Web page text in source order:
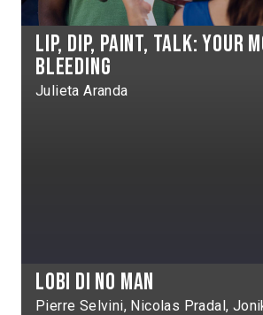
Lip, dip, paint, talk: your
bleeding
Julieta Aranda
Lobi Di No Man
Pierre Selvini, Nicolas Pradal,